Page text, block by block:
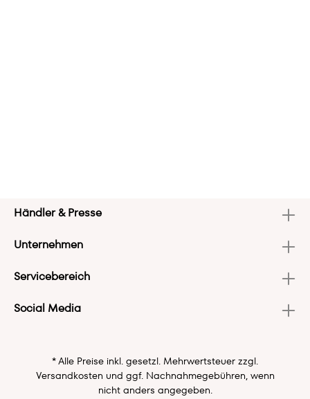
Händler & Presse
Unternehmen
Servicebereich
Social Media
* Alle Preise inkl. gesetzl. Mehrwertsteuer zzgl.
Versandkosten und ggf. Nachnahmegebühren, wenn
nicht anders angegeben.